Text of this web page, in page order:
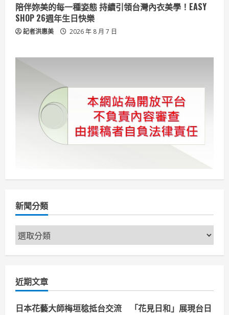
陪伴妳美的每一種姿態 持續引領台灣內衣美學！EASY
SHOP 26週年生日快樂
記者洪惠美 2026 年 8 月 7 日
新聞分類
新
聞
近期文章
日本花藝大師梅垣稔抵台交流 「花見日和」展現台日